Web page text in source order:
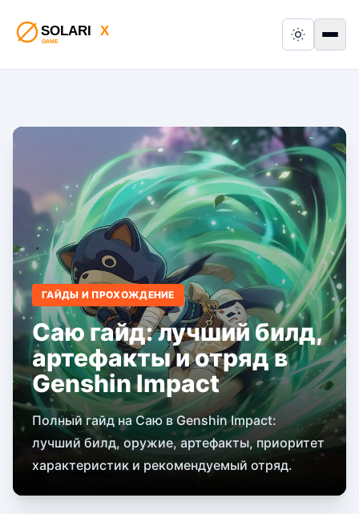
Switch to
ГАЙДЫ И ПРОХОЖДЕНИЕ
Саю гайд: лучший билд,
артефакты и отряд в
Genshin Impact
Полный гайд на Саю в Genshin Impact:
лучший билд, оружие, артефакты, приоритет
характеристик и рекомендуемый отряд.